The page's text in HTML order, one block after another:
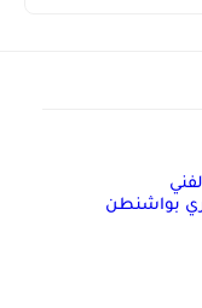
بواشنطن